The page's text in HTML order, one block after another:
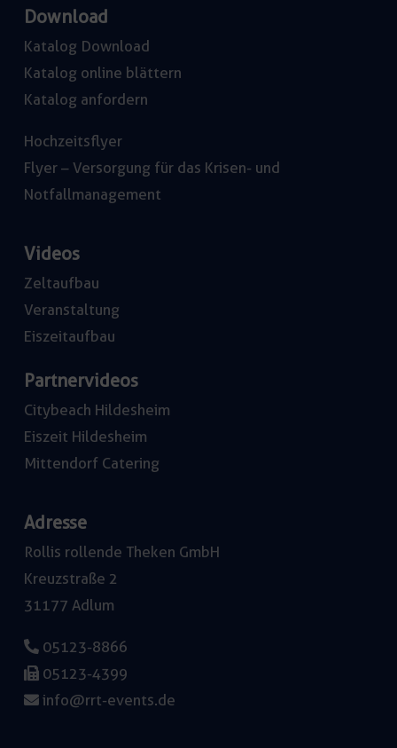
Download
Katalog Download
Katalog online blättern
Katalog anfordern
Hochzeitsflyer
Flyer – Versorgung für das Krisen- und
Notfallmanagement
Videos
Zeltaufbau
Veranstaltung
Eiszeitaufbau
Partnervideos
Citybeach Hildesheim
Eiszeit Hildesheim
Mittendorf Catering
Adresse
Rollis rollende Theken GmbH
Kreuzstraße 2
31177 Adlum
05123-8866
05123-4399
info@rrt-events.de